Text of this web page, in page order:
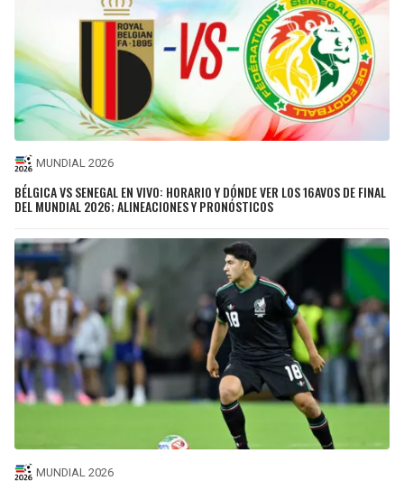
MUNDIAL 2026
BÉLGICA VS SENEGAL EN VIVO: HORARIO Y DÓNDE VER LOS 16AVOS DE FINAL
DEL MUNDIAL 2026; ALINEACIONES Y PRONÓSTICOS
MUNDIAL 2026